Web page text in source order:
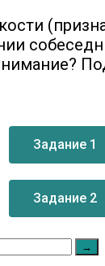
Задание 1
Задание 2